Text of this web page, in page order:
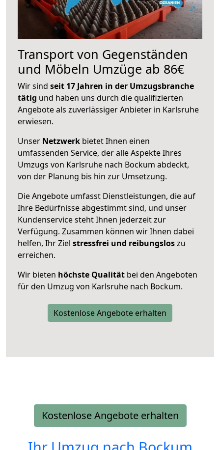
Transport von Gegenständen
und Möbeln Umzüge ab 86€
Wir sind seit 17 Jahren in der Umzugsbranche
tätig und haben uns durch die qualifizierten
Angebote als zuverlässiger Anbieter in Karlsruhe
erwiesen.
Unser Netzwerk bietet Ihnen einen
umfassenden Service, der alle Aspekte Ihres
Umzugs von Karlsruhe nach Bockum abdeckt,
von der Planung bis hin zur Umsetzung.
Die Angebote umfasst Dienstleistungen, die auf
Ihre Bedürfnisse abgestimmt sind, und unser
Kundenservice steht Ihnen jederzeit zur
Verfügung. Zusammen können wir Ihnen dabei
helfen, Ihr Ziel stressfrei und reibungsloszu
erreichen.
Wir bieten höchste Qualität bei den Angeboten
für den Umzug von Karlsruhe nach Bockum.
Kostenlose Angebote erhalten
Kostenlose Angebote erhalten